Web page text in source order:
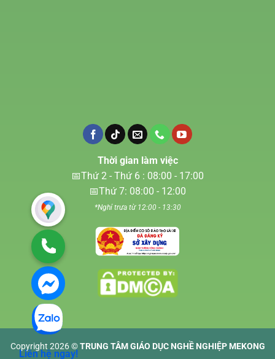
Thời gian làm việc
📅Thứ 2 - Thứ 6 : 08:00 - 17:00
📅Thứ 7: 08:00 - 12:00
*Nghỉ trưa từ 12:00 - 13:30
Copyright 2026 ©TRUNG TÂM GIÁO DỤC NGHỀ NGHIỆP MEKONG
Liên hệ ngay!